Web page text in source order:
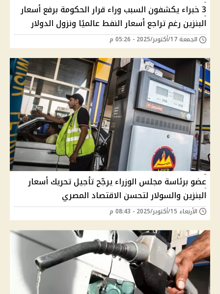
3 خبراء يكشفون السبب وراء قرار الحكومة برفع أسعار
البنزين رغم تراجع أسعار النفط عالميًا ونزول الدولار
الجمعة 17/أكتوبر/2025 - 05:26 م
عضو برئاسة مجلس الوزراء يرجّح تأجيل تحريك أسعار
البنزين والسولار لتحسن الاقتصاد المصري
الأربعاء 15/أكتوبر/2025 - 08:43 م